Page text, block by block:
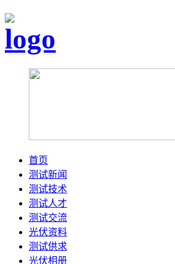
首页
测试新闻
测试技术
测试人才
测试交流
光伏资料
测试供求
光伏相册